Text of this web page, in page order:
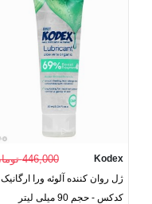
Kodex 446,000 تومان
ژل روان کننده آلوئه ورا ارگانیک
کدکس - حجم 90 میلی لیتر